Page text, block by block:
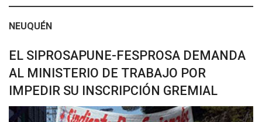
NEUQUÉN
EL SIPROSAPUNE-FESPROSA DEMANDA
AL MINISTERIO DE TRABAJO POR
IMPEDIR SU INSCRIPCIÓN GREMIAL